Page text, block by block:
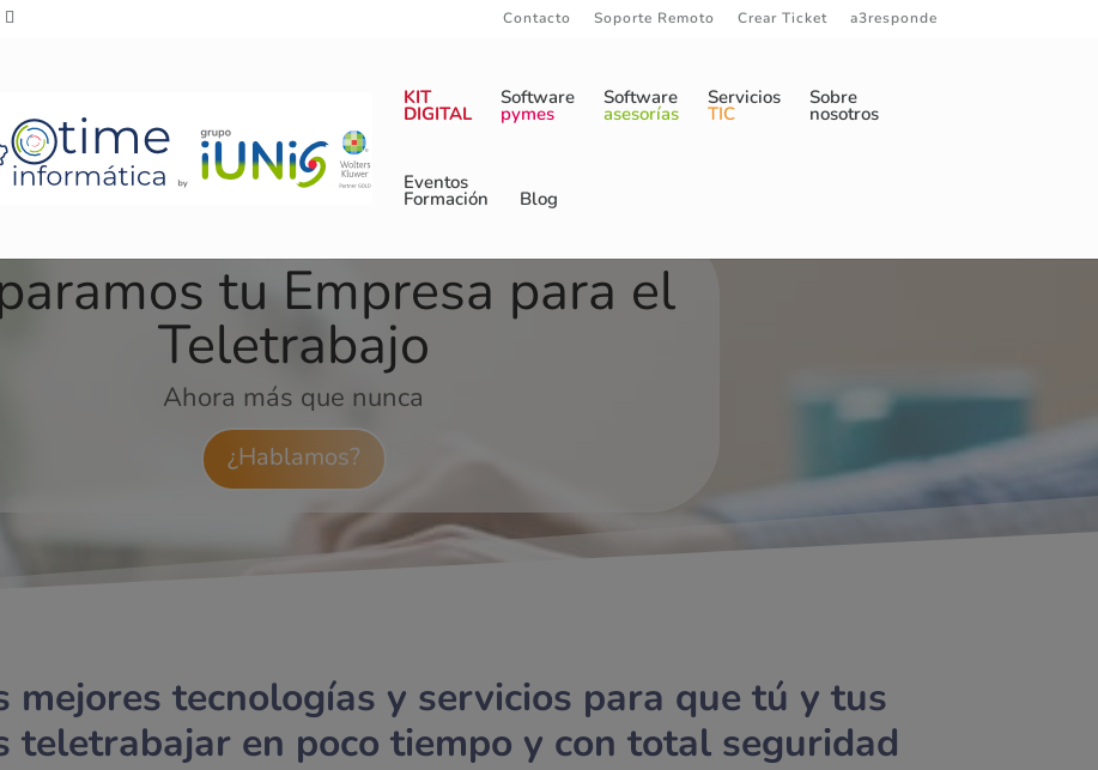
Contacto Soporte Remoto Crear Ticket a3responde
KIT
DIGITAL
Software
pymes
Software
asesorías
Servicios
TIC
Sobre
nosotros
Eventos
Formación Blog
tu Empresa para el
Teletrabajo
Ahora más que nunca
¿Hablamos?
mejores tecnologías y servicios para que tú y tus
teletrabajar en poco tiempo y con total seguridad